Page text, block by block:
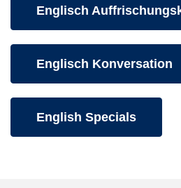
Kurse des folgenden
Englisch
Kurse des folgenden
Englisch Konversation
Kurse des folgenden
English Specials